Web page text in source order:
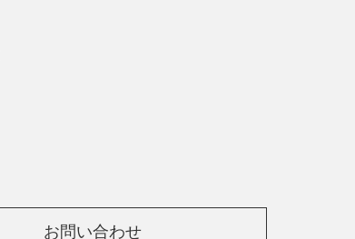
お問い合わせ